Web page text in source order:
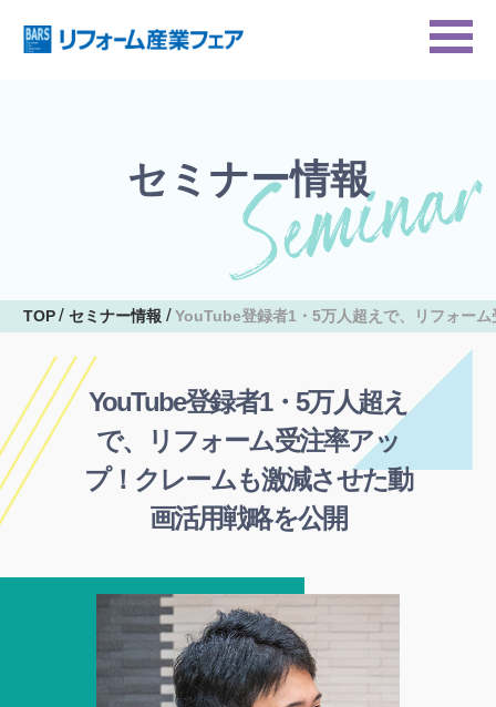
セミナー情報
TOP セミナー情報 YouTube登録者1・5万人超えで、リフォー
YouTube登録者1・5万人超え
で、リフォーム受注率アッ
プ！クレームも激減させた動
画活用戦略を公開